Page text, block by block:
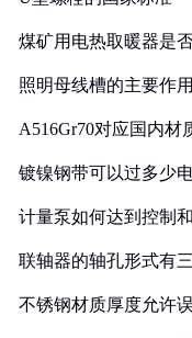
煤矿用电热取暖器是
照明母线槽的主要作
A516Gr70对应国内材
镀镍钢带可以过多少
计量泵如何达到控制
联轴器的轴孔形式有
不锈钢材质厚度允许